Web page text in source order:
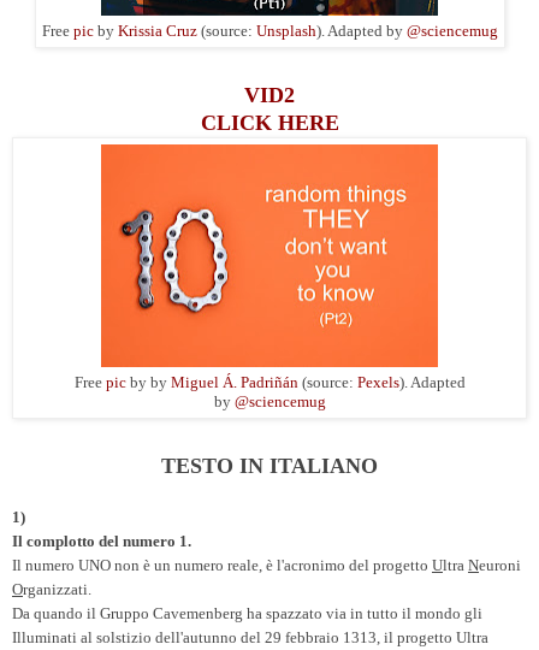
Free picby Krissia Cruz(source: Unsplash). Adapted by @sciencemug
VID2
CLICK HERE
Free picby by Miguel Á. Padriñán(source: Pexels). Adapted
by @sciencemug
TESTO IN ITALIANO
1)
Il complotto del numero 1.
Il numero UNO non è un numero reale, è l'acronimo del progetto Ultra Neuroni
Organizzati.
Da quando il Gruppo Cavemenberg ha spazzato via in tutto il mondo gli
Illuminati al solstizio dell'autunno del 29 febbraio 1313, il progetto Ultra